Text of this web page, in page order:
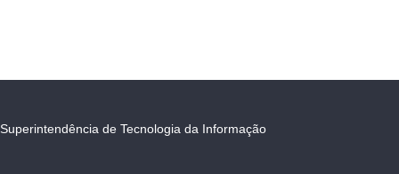
Superintendência de Tecnologia da Informação